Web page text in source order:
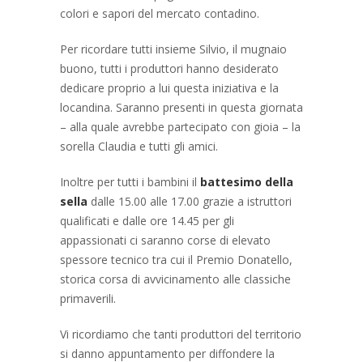
colori e sapori del mercato contadino.
Per ricordare tutti insieme Silvio, il mugnaio
buono, tutti i produttori hanno desiderato
dedicare proprio a lui questa iniziativa e la
locandina. Saranno presenti in questa giornata
– alla quale avrebbe partecipato con gioia – la
sorella Claudia e tutti gli amici.
Inoltre per tutti i bambini il battesimo della
sella dalle 15.00 alle 17.00 grazie a istruttori
qualificati e dalle ore 14.45 per gli
appassionati ci saranno corse di elevato
spessore tecnico tra cui il Premio Donatello,
storica corsa di avvicinamento alle classiche
primaverili.
Vi ricordiamo che tanti produttori del territorio
si danno appuntamento per diffondere la